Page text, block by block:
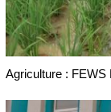
Agriculture : FEWS